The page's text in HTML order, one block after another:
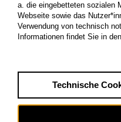
a. die eingebetteten sozialen
Webseite sowie das
Verwendung von technisch
Informationen findet Sie in
Technische